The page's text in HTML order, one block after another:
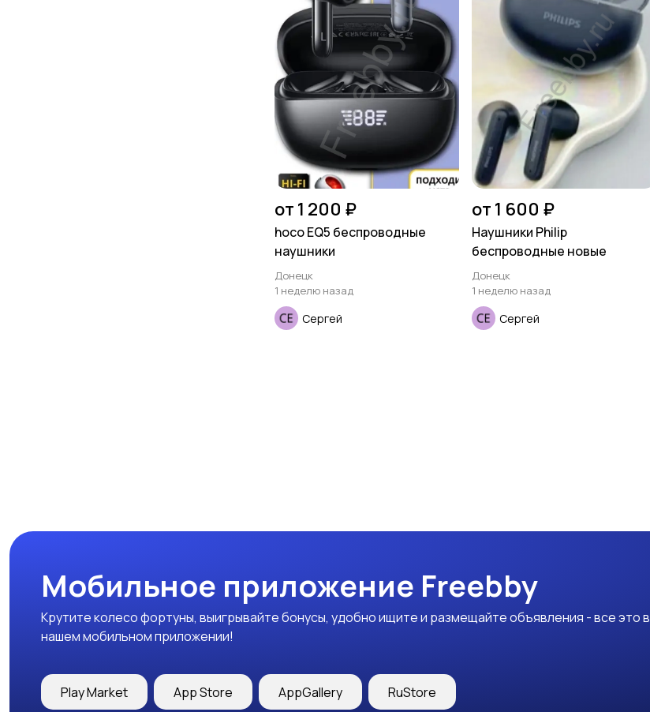
от 1 200 ₽
hoco EQ5 беспроводные
наушники
Донецк
1 неделю назад
Сергей
от 1 600 ₽
Наушники Philip
беспроводные новые
Донецк
1 неделю назад
Сергей
Мобильное приложение Freebby
Крутите колесо фортуны, выигрывайте бонусы, удобно ищите и размещайте объявления - все это в
нашем мобильном приложении!
Play Market App Store AppGallery RuStore